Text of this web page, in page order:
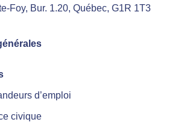
Foy, Bur. 1.20, Québec, G1R 1T3
d’emploi
civique